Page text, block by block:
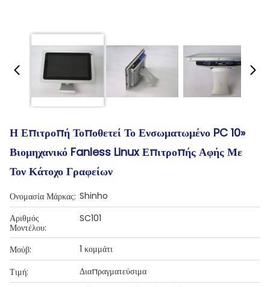
Η Επιτροπή Τοποθετεί Το Ενσωματωμένο PC 10»
Βιομηχανικό Fanless Linux Επιτροπής Αφής Με
Τον Κάτοχο Γραφείων
Ονομασία Μάρκας: Shinho
Αριθμός
Μοντέλου:
SC101
Μούβ:
1 κομμάτι
Τιμή:
Διαπραγματεύσιμα